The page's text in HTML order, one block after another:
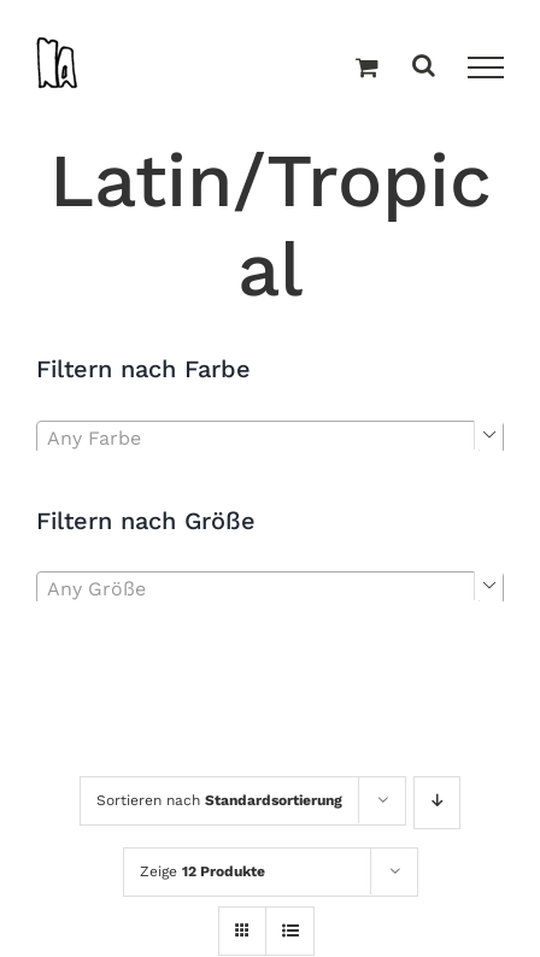
Inhalt
springen
Latin/Tropic
al
Sortieren nach Standardsortierung
Zeige 12 Produkte
Filtern nach Farbe
Any Farbe 
Filtern nach Größe
Any Größe 